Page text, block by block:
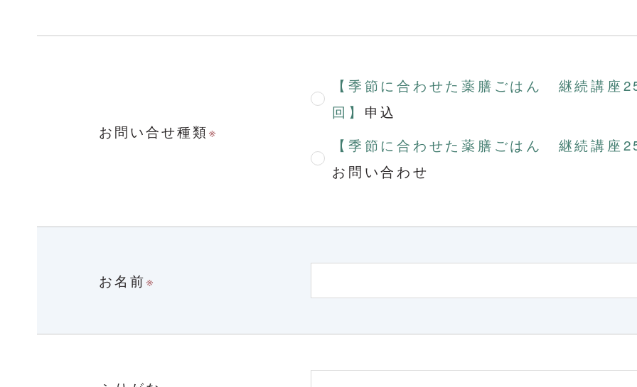
お問い合せ種類※
【季節に合わせた薬膳ごはん 継続講座
回】 申込
【季節に合わせた薬膳ごはん 継続講座
お問い合わせ
お名前※